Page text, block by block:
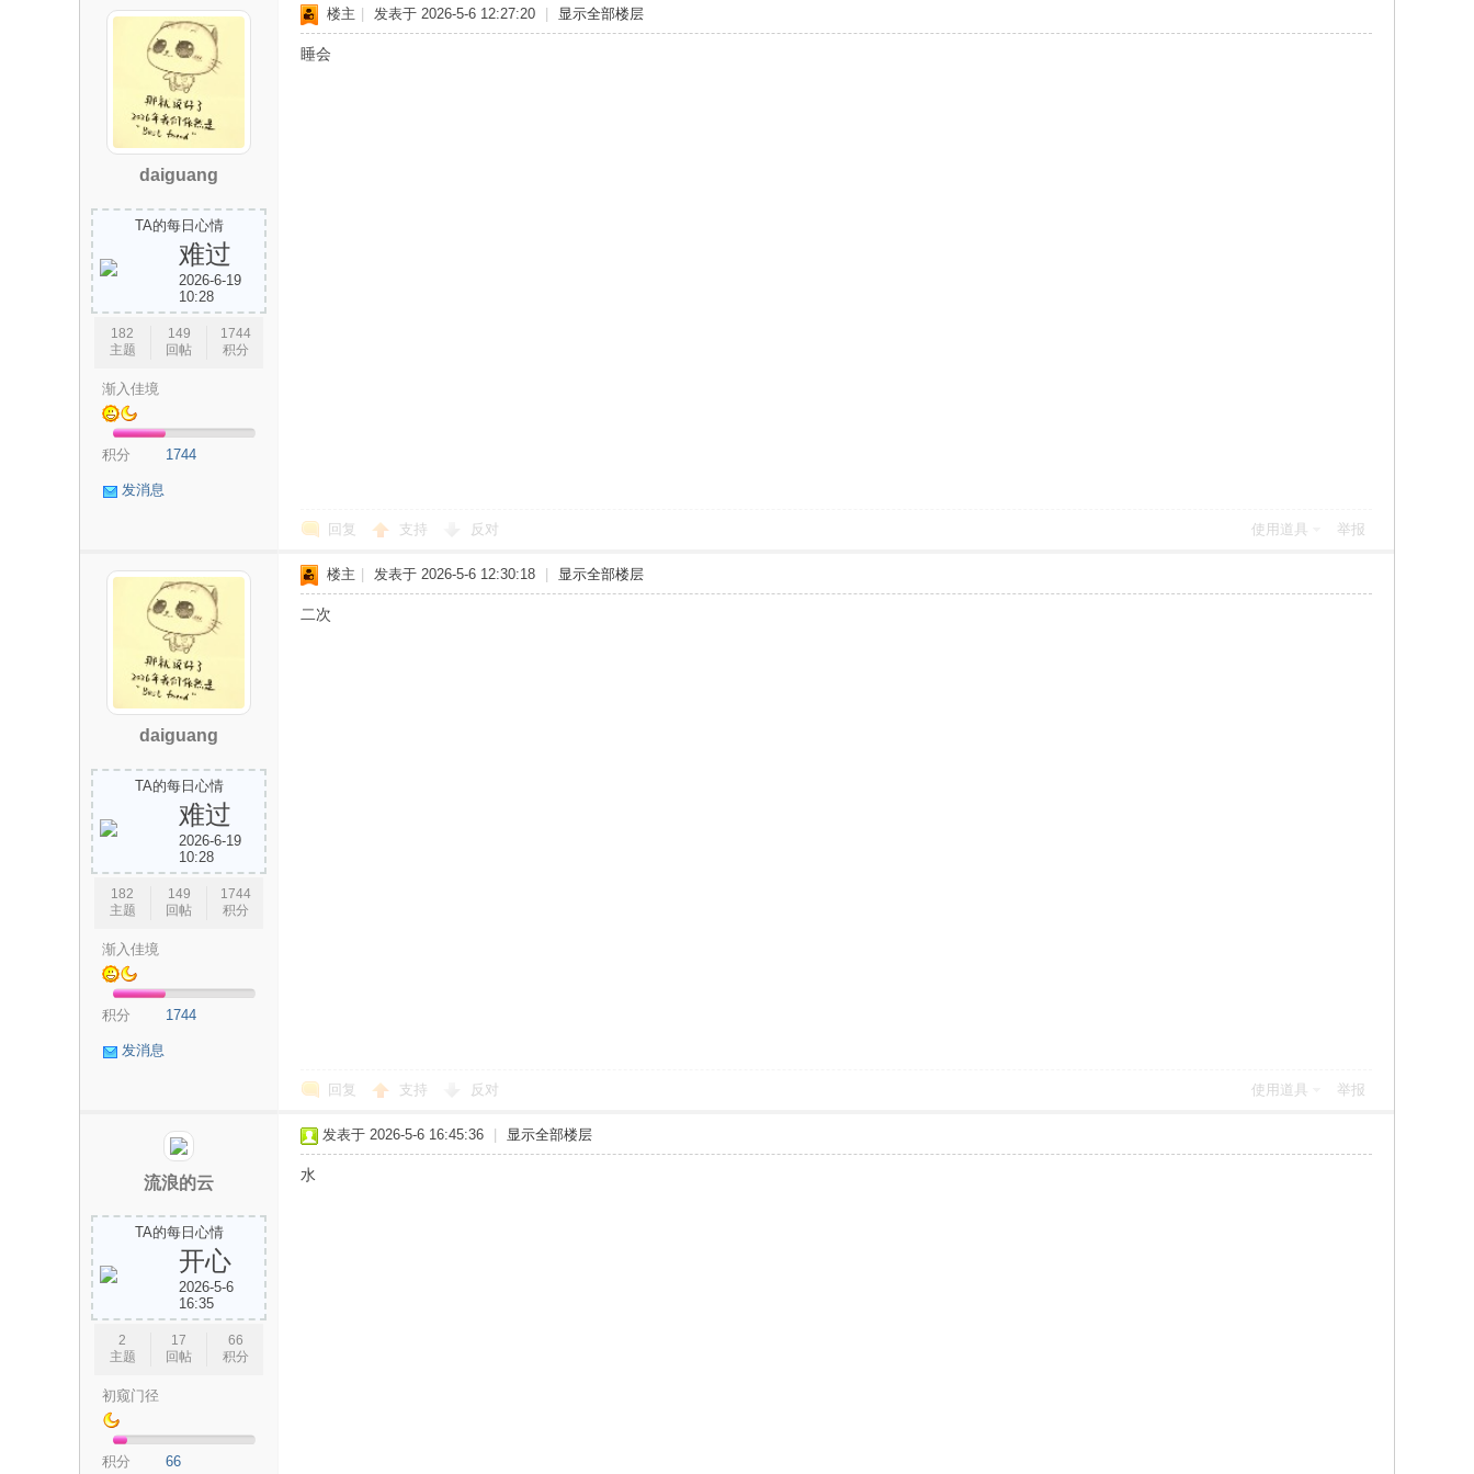
研
信
daiguang
TA的每日心情
难过
2026-6-19
10:28
182
主题
149
回帖
1744
积分
渐入佳境
积分 1744
发消息
楼主 发表于 2026-5-6 12:27:20 显示全部楼层
睡会
回复 支持 反对 使用道具 举报
daiguang
TA的每日心情
难过
2026-6-19
10:28
182
主题
149
回帖
1744
积分
渐入佳境
积分 1744
发消息
楼主 发表于 2026-5-6 12:30:18 显示全部楼层
二次
回复 支持 反对 使用道具 举报
流浪的云
TA的每日心情
开心
2026-5-6
16:35
2
主题
17
回帖
66
积分
初窥门径
积分 66
发表于 2026-5-6 16:45:36 显示全部楼层
水